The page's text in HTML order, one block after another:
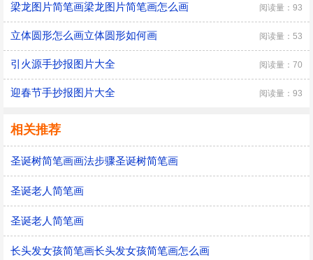
梁龙图片简笔画梁龙图片简笔画怎么画 阅读量：93
立体圆形怎么画立体圆形如何画 阅读量：53
引火源手抄报图片大全 阅读量：70
迎春节手抄报图片大全 阅读量：93
相关推荐
圣诞树简笔画画法步骤圣诞树简笔画
圣诞老人简笔画
圣诞老人简笔画
长头发女孩简笔画长头发女孩简笔画怎么画